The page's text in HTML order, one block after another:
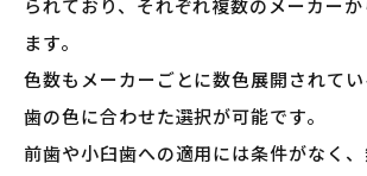
られており、それぞれ複数のメーカー
ます。
色数もメーカーごとに数色展開されて
歯の色に合わせた選択が可能です。
前歯や小臼歯への適用には条件がなく